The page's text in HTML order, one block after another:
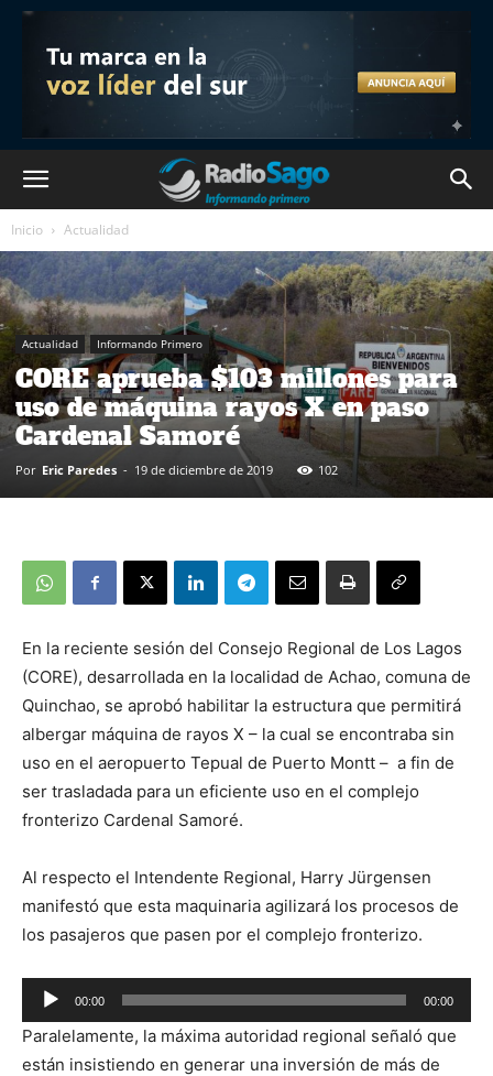
Inicio Actualidad
Actualidad Informando Primero
CORE aprueba $103 millones para
uso de máquina rayos X en paso
Cardenal Samoré
Por Eric Paredes - 19 de diciembre de 2019 102
En la reciente sesión del Consejo Regional de Los Lagos
(CORE), desarrollada en la localidad de Achao, comuna de
Quinchao, se aprobó habilitar la estructura que permitirá
albergar máquina de rayos X – la cual se encontraba sin
uso en el aeropuerto Tepual de Puerto Montt – a fin de
ser trasladada para un eficiente uso en el complejo
fronterizo Cardenal Samoré.
Al respecto el Intendente Regional, Harry Jürgensen
manifestó que esta maquinaria agilizará los procesos de
los pasajeros que pasen por el complejo fronterizo.
Reproductor
de
audio
00:00 00:00
Paralelamente, la máxima autoridad regional señaló que
están insistiendo en generar una inversión de más de